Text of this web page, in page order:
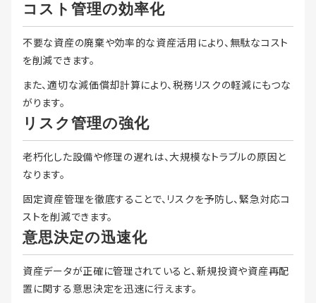
コスト管理の効率化
不要な資産の廃棄や効率的な資産活用により、無駄なコスト
を削減できます。
また、適切な減価償却計算により、税務リスクの軽減にもつな
がります。
リスク管理の強化
老朽化した設備や修理の遅れは、大規模なトラブルの原因と
なります。
固定資産管理を徹底することで、リスクを予防し、緊急対応コ
ストを削減できます。
意思決定の迅速化
資産データが正確に管理されていると、新規投資や資産再配
置に関する意思決定を迅速に行えます。